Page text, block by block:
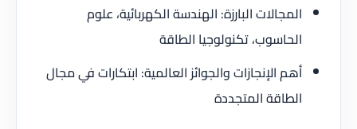
المجالات البارزة: الهندسة الكهربائية، علوم
الحاسوب، تكنولوجيا الطاقة
أهم الإنجازات والجوائز العالمية: ابتكارات في مجال
الطاقة المتجددة